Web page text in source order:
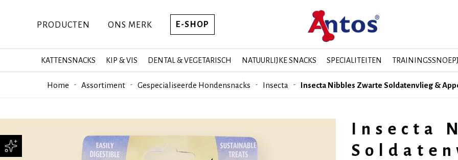
PRODUCTEN ONS MERK E-SHOP
KATTENSNACKS KIP & VIS DENTAL & VEGETARISCH NATUURLIJKE SNACKS SPECIALITEITEN
Home Assortiment Gespecialiseerde Hondensnacks Insecta Insecta Nibbles Zwarte Soldatenvlieg &
Insecta